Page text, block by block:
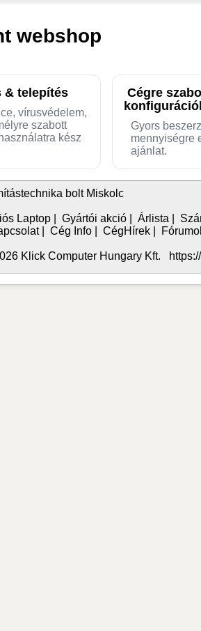
webshop
& telepítés
vírusvédelem,
szabott
kész
Cégre
Gyors
mennyiségre
ajánlat.
bolt Miskolc
Laptop| Gyártói akció| Árlista
| Cég Info| CégHírek|
Klick Computer Hungary Kft.